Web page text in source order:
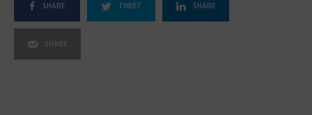
SHARE TWEET SHARE
SHARE